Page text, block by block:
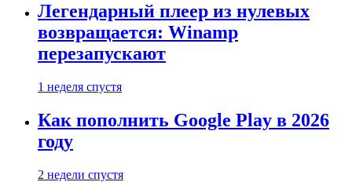
Легендарный плеер из нулевых
возвращается: Winamp
перезапускают
1 неделя спустя
Как пополнить Google Play в 2026
году
2 недели спустя